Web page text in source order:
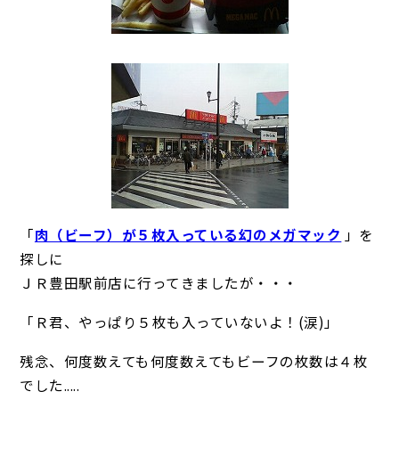
「肉（ビーフ）が５枚入っている幻のメガマック 」を
探しに
ＪＲ豊田駅前店に行ってきましたが・・・
「Ｒ君、やっぱり５枚も入っていないよ！(涙)」
残念、何度数えても何度数えてもビーフの枚数は４枚
でした.....